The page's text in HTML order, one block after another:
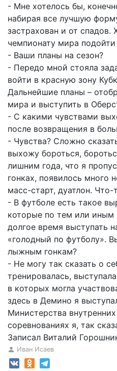
- Мне хотелось бы,
набирая все лучшую
застрахован и от спадов.
чемпионату мира
- Ваши планы на сезон?
- Передо мной стояла
войти в красную зону
Дальнейшие планы –
мира и выступить в
- С какими чувствами
после возвращения в
- Чувства? Сложно
выхожу бороться,
лишним года, что я
гонках, появилось много
масс-старт, дуатлон.
- В футболе есть такое
которые по тем или иным
долгое время выступать
«голодный по футболу».
лыжным гонкам?
- Не могу так сказать о
тренировалась,
в которых могла
здесь в Демино я
Министерства
соревнованиях я, так
Записал Виталий
Иван Исаев